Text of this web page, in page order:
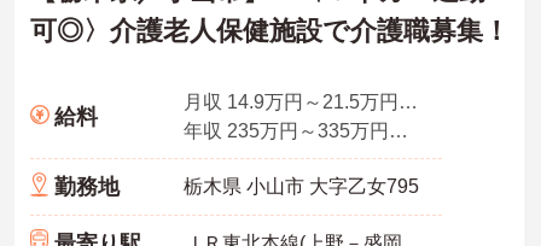
可◎〉介護老人保健施設で介護職募集！
給料
月収 14.9万円～21.5万円程度（諸手当込）
年収 235万円～335万円程度（諸手当込）
勤務地 栃木県 小山市 大字乙女795